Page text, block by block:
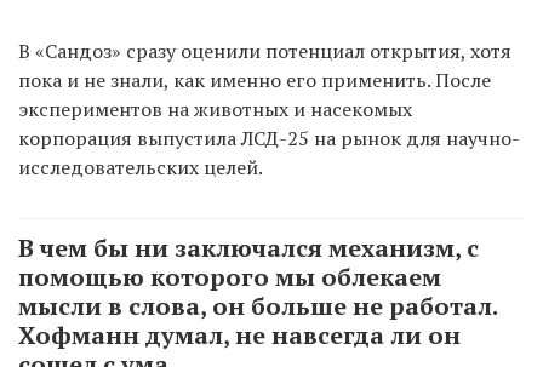
В «Сандоз» сразу оценили потенциал открытия, хотя
пока и не знали, как именно его применить. После
экспериментов на животных и насекомых
корпорация выпустила ЛСД-25 на рынок для научно-
исследовательских целей.
В чем бы ни заключался механизм, с
помощью которого мы облекаем
мысли в слова, он больше не работал.
Хофманн думал, не навсегда ли он